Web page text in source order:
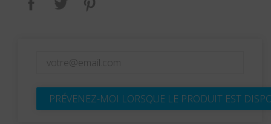
PRÉVENEZ-MOI LORSQUE LE PRODUIT EST